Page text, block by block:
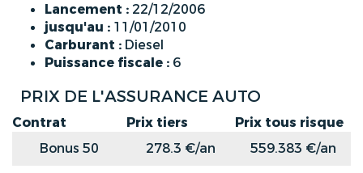
Lancement : 22/12/2006
jusqu'au : 11/01/2010
Carburant : Diesel
Puissance fiscale : 6
PRIX DE L'ASSURANCE AUTO
Contrat Prix tiers
Prix tous risque
Bonus 50
278.3 €/an
559.383 €/an